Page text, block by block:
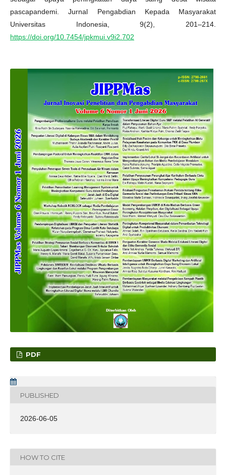
pascapandemi. Jurnal Pengabdian Kepada Masyarakat
Universitas Indonesia, 9(2), 201–214.
https://doi.org/10.7454/jpkmui.v9i2.702
PDF
PUBLISHED
2026-06-05
HOW TO CITE